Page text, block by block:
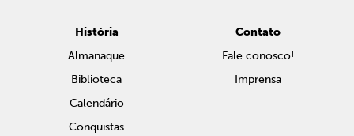
História
Almanaque
Biblioteca
Calendário
Conquistas
Contato
Fale conosco!
Imprensa